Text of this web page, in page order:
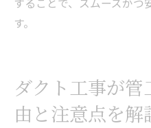
することで、スムーズかつ
す。
ダクト工事が
由と注意点を解